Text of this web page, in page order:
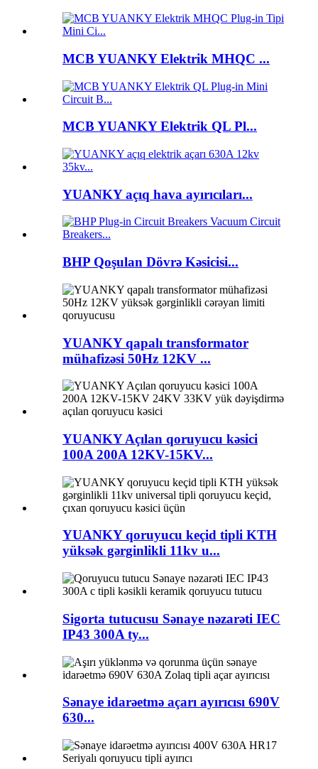
MCB YUANKY Elektrik MHQC ...
MCB YUANKY Elektrik QL Pl...
YUANKY açıq hava ayırıcıları...
BHP Qoşulan Dövrə Kəsicisi...
YUANKY qapalı transformator
mühafizəsi 50Hz 12KV ...
YUANKY Açılan qoruyucu kəsici
100A 200A 12KV-15KV...
YUANKY qoruyucu keçid tipli KTH
yüksək gərginlikli 11kv u...
Sigorta tutucusu Sənaye nəzarəti IEC
IP43 300A ty...
Sənaye idarəetmə açarı ayırıcısı 690V
630...